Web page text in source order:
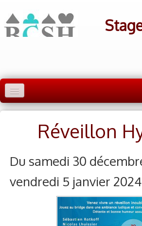
Accueil Stages
Photos▼
bcsh.fr
Inscription aux stages
Réveillon
Du samedi 30
vendredi 5 janvier 2024